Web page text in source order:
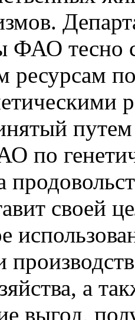
ФАО тесно
ресурсам
путем
по
своей
а
выгод,